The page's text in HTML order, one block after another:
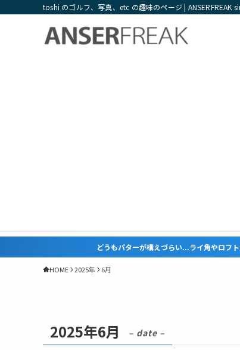
toshi のゴルフ、写真、etc の趣味のページ | ANSERFREAK
どうもパターが構えづらい...ライ角やロフト角が合っていない気
HOME 2025年 6月
2025年6月 – date –